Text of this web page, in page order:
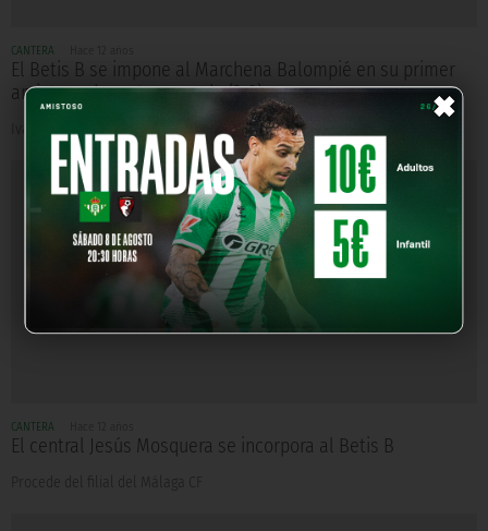
×
CANTERA
El Betis B se impone al Marchena Balompié en su primer
amistoso de pretemporada (2-3)
Iván, Juanma y Lolo anotaron los goles heliopolitanos.
CANTERA
El central Jesús Mosquera se incorpora al Betis B
Procede del filial del Málaga CF